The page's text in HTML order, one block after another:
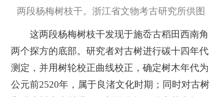
两段杨梅树枝干。浙江省文物考古研究所供图
这两段杨梅树枝干发现于施岙古稻田西南角
两个探方的底部。研究者对古树进行碳十四年代
测定，并用树轮校正曲线校正，确定树木年代为
公元前2520年，属于良渚文化时期；同时对古树